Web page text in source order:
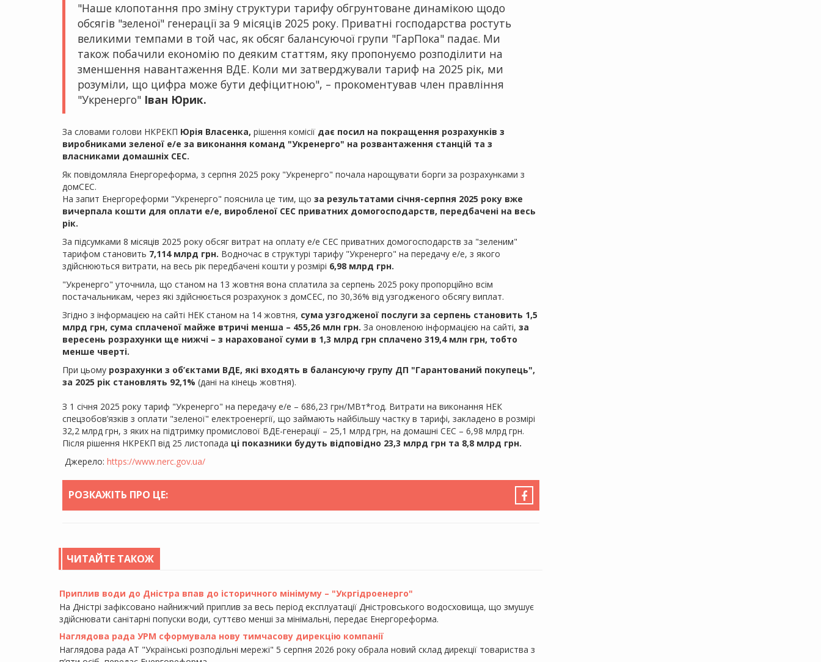
"Наше клопотання про зміну структури тарифу обгрунтоване динамікою щодо
обсягів "зеленої" генерації за 9 місяців 2025 року. Приватні господарства ростуть
великими темпами в той час, як обсяг балансуючої групи "ГарПока" падає. Ми
також побачили економію по деяким статтям, яку пропонуємо розподілити на
зменшення навантаження ВДЕ. Коли ми затверджували тариф на 2025 рік, ми
розуміли, що цифра може бути дефіцитною", – прокоментував член правління
"Укренерго" Іван Юрик.
За словами голови НКРЕКП Юрія Власенка, рішення комісії дає посил на покращення розрахунків з
виробниками зеленої е/е за виконання команд "Укренерго" на розвантаження станцій та з
власниками домашніх СЕС.
Як повідомляла Енергореформа, з серпня 2025 року "Укренерго" почала нарощувати борги за розрахунками з
домСЕС.
На запит Енергореформи "Укренерго" пояснила це тим, що за результатами січня-серпня 2025 року вже
вичерпала кошти для оплати е/е, виробленої СЕС приватних домогосподарств, передбачені на весь
рік.
За підсумками 8 місяців 2025 року обсяг витрат на оплату е/е СЕС приватних домогосподарств за "зеленим"
тарифом становить 7,114 млрд грн. Водночас в структурі тарифу "Укренерго" на передачу е/е, з якого
здійснюються витрати, на весь рік передбачені кошти у розмірі 6,98 млрд грн.
"Укренерго" уточнила, що станом на 13 жовтня вона сплатила за серпень 2025 року пропорційно всім
постачальникам, через які здійснюється розрахунок з домСЕС, по 30,36% від узгодженого обсягу виплат.
Згідно з інформацією на сайті НЕК станом на 14 жовтня, сума узгодженої послуги за серпень становить 1,5
млрд грн, сума сплаченої майже втричі менша – 455,26 млн грн. За оновленою інформацією на сайті, за
вересень розрахунки ще нижчі – з нарахованої суми в 1,3 млрд грн сплачено 319,4 млн грн, тобто
менше чверті.
При цьому розрахунки з об’єктами ВДЕ, які входять в балансуючу групу ДП "Гарантований покупець",
за 2025 рік становлять 92,1% (дані на кінець жовтня).
З 1 січня 2025 року тариф "Укренерго" на передачу е/е – 686,23 грн/МВт*год. Витрати на виконання НЕК
спецзобов’язків з оплати "зеленої" електроенергії, що займають найбільшу частку в тарифі, закладено в розмірі
32,2 млрд грн, з яких на підтримку промислової ВДЕ-генерації – 25,1 млрд грн, на домашні СЕС – 6,98 млрд грн.
Після рішення НКРЕКП від 25 листопада ці показники будуть відповідно 23,3 млрд грн та 8,8 млрд грн.
Джерело: https://www.nerc.gov.ua/
РОЗКАЖІТЬ ПРО ЦЕ:
ЧИТАЙТЕ ТАКОЖ
Приплив води до Дністра впав до історичного мінімуму – "Укргідроенерго"
На Дністрі зафіксовано найнижчий приплив за весь період експлуатації Дністровського водосховища, що змушує
здійснювати санітарні попуски води, суттєво менші за мінімальні, передає Енергореформа.
Наглядова рада УРМ сформувала нову тимчасову дирекцію компанії
Наглядова рада АТ "Українські розподільні мережі" 5 серпня 2026 року обрала новий склад дирекції товариства з